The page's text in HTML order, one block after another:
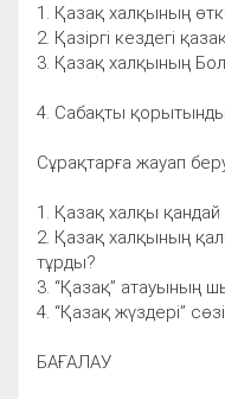
1. Қазақ халқының
2. Қазіргі кездегі
3. Қазақ халқының
4. Сабақты
Сұрақтарға жауап
1. Қазақ халқы
2. Қазақ халқының
тұрды?
3. “Қазақ” атауының
4. “Қазақ жүздері”
БАҒАЛАУ